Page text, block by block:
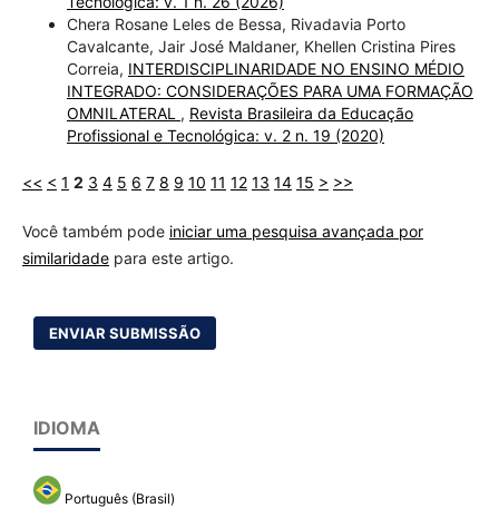
Chera Rosane Leles de Bessa, Rivadavia Porto
Cavalcante, Jair José Maldaner, Khellen Cristina Pires
Correia, INTERDISCIPLINARIDADE NO ENSINO MÉDIO
INTEGRADO: CONSIDERAÇÕES PARA UMA FORMAÇÃO
OMNILATERAL , Revista Brasileira da Educação
Profissional e Tecnológica: v. 2 n. 19 (2020)
<< < 1 2 3 4 5 6 7 8 9 10 11 12 13 14 15 > >>
Você também pode iniciar uma pesquisa avançada por
similaridadepara este artigo.
ENVIAR SUBMISSÃO
IDIOMA
Português (Brasil)